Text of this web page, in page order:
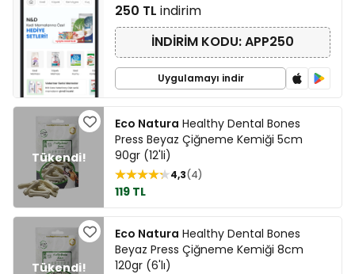
250 TL indirim
İNDİRİM KODU: APP250
Uygulamayı indir
Eco Natura Healthy Dental Bones
Press Beyaz Çiğneme Kemiği 5cm
90gr (12'li)
4,3 4
119 TL
Eco Natura Healthy Dental Bones
Beyaz Press Çiğneme Kemiği 8cm
120gr (6'lı)